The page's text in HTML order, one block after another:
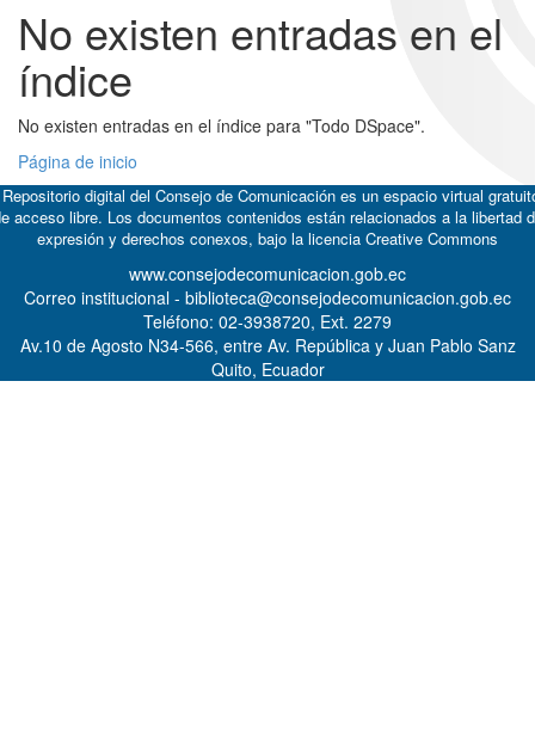
No existen entradas en el
índice
No existen entradas en el índice para "Todo DSpace".
Página de inicio
digital del Consejo de Comunicación es un espacio virtual
acceso libre. Los documentos contenidos están relacionados a la libertad
expresión y derechos conexos, bajo la licencia Creative Commons
www.consejodecomunicacion.gob.ec
Correo institucional - biblioteca@consejodecomunicacion.gob.ec
Teléfono: 02-3938720, Ext. 2279
Av.10 de Agosto N34-566, entre Av. República y Juan Pablo Sanz
Quito, Ecuador